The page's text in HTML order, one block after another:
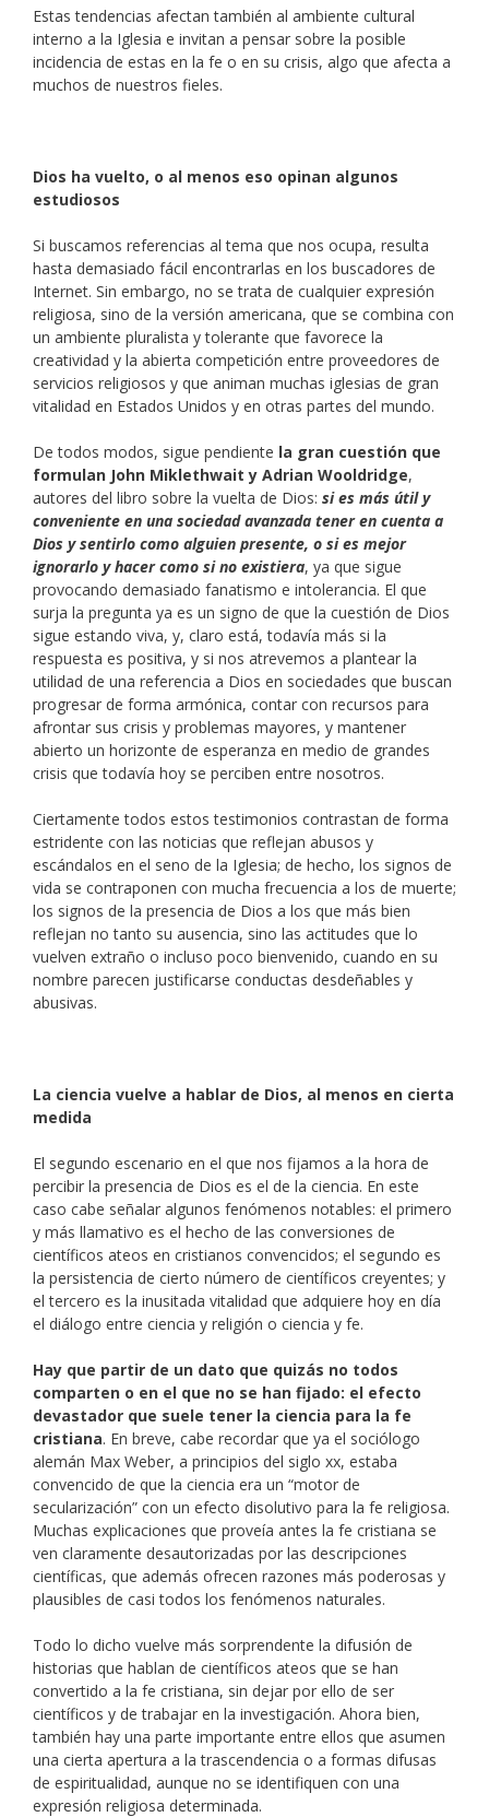
Estas tendencias afectan también al ambiente cultural
interno a la Iglesia e invitan a pensar sobre la posible
incidencia de estas en la fe o en su crisis, algo que afecta a
muchos de nuestros fieles.
Dios ha vuelto, o al menos eso opinan algunos
estudiosos
Si buscamos referencias al tema que nos ocupa, resulta
hasta demasiado fácil encontrarlas en los buscadores de
Internet. Sin embargo, no se trata de cualquier expresión
religiosa, sino de la versión americana, que se combina con
un ambiente pluralista y tolerante que favorece la
creatividad y la abierta competición entre proveedores de
servicios religiosos y que animan muchas iglesias de gran
vitalidad en Estados Unidos y en otras partes del mundo.
De todos modos, sigue pendiente la gran cuestión que
formulan John Miklethwait y Adrian Wooldridge,
autores del libro sobre la vuelta de Dios: si es más útil y
conveniente en una sociedad avanzada tener en cuenta a
Dios y sentirlo como alguien presente, o si es mejor
ignorarlo y hacer como si no existiera, ya que sigue
provocando demasiado fanatismo e intolerancia. El que
surja la pregunta ya es un signo de que la cuestión de Dios
sigue estando viva, y, claro está, todavía más si la
respuesta es positiva, y si nos atrevemos a plantear la
utilidad de una referencia a Dios en sociedades que buscan
progresar de forma armónica, contar con recursos para
afrontar sus crisis y problemas mayores, y mantener
abierto un horizonte de esperanza en medio de grandes
crisis que todavía hoy se perciben entre nosotros.
Ciertamente todos estos testimonios contrastan de forma
estridente con las noticias que reflejan abusos y
escándalos en el seno de la Iglesia; de hecho, los signos de
vida se contraponen con mucha frecuencia a los de muerte;
los signos de la presencia de Dios a los que más bien
reflejan no tanto su ausencia, sino las actitudes que lo
vuelven extraño o incluso poco bienvenido, cuando en su
nombre parecen justificarse conductas desdeñables y
abusivas.
La ciencia vuelve a hablar de Dios, al menos en cierta
medida
El segundo escenario en el que nos fijamos a la hora de
percibir la presencia de Dios es el de la ciencia. En este
caso cabe señalar algunos fenómenos notables: el primero
y más llamativo es el hecho de las conversiones de
científicos ateos en cristianos convencidos; el segundo es
la persistencia de cierto número de científicos creyentes; y
el tercero es la inusitada vitalidad que adquiere hoy en día
el diálogo entre ciencia y religión o ciencia y fe.
Hay que partir de un dato que quizás no todos
comparten o en el que no se han fijado: el efecto
devastador que suele tener la ciencia para la fe
cristiana. En breve, cabe recordar que ya el sociólogo
alemán Max Weber, a principios del siglo xx, estaba
convencido de que la ciencia era un “motor de
secularización” con un efecto disolutivo para la fe religiosa.
Muchas explicaciones que proveía antes la fe cristiana se
ven claramente desautorizadas por las descripciones
científicas, que además ofrecen razones más poderosas y
plausibles de casi todos los fenómenos naturales.
Todo lo dicho vuelve más sorprendente la difusión de
historias que hablan de científicos ateos que se han
convertido a la fe cristiana, sin dejar por ello de ser
científicos y de trabajar en la investigación. Ahora bien,
también hay una parte importante entre ellos que asumen
una cierta apertura a la trascendencia o a formas difusas
de espiritualidad, aunque no se identifiquen con una
expresión religiosa determinada.